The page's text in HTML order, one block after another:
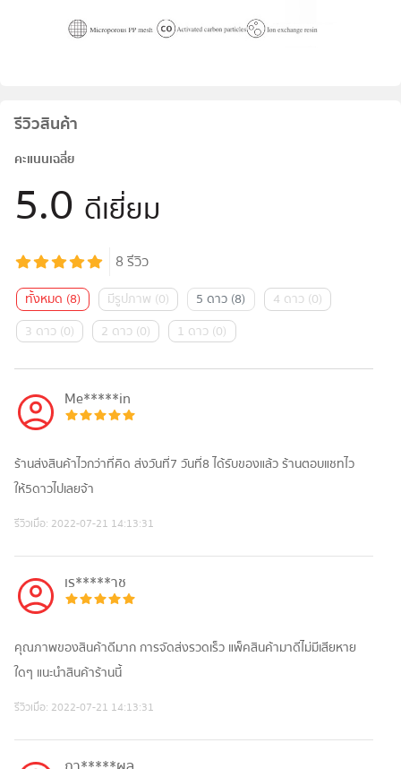
รีวิวสินค้า
คะแนนเฉลี่ย
5.0 ดีเยี่ยม
8รีวิว
ทั้งหมด (8) มีรูปภาพ (0) 5 ดาว (8) 4 ดาว (0)
3 ดาว (0) 2 ดาว (0) 1 ดาว (0)
Me*****in
ร้านส่งสินค้าไวกว่าที่คิด ส่งวันที่7 วันที่8 ได้รับของแล้ว ร้านตอบแชทไว
ให้5ดาวไปเลยจ้า
รีวิวเมื่อ: 2022-07-21 14:13:31
เร*****าช
คุณภาพของสินค้าดีมาก การจัดส่งรวดเร็ว แพ็คสินค้ามาดีไม่มีเสียหาย
ใดๆ แนะนำสินค้าร้านนี้
รีวิวเมื่อ: 2022-07-21 14:13:31